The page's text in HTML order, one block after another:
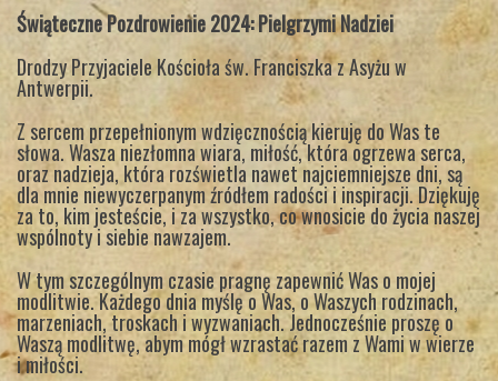
Świąteczne Pozdrowienie 2024: Pielgrzymi Nadziei
Drodzy Przyjaciele Kościoła św. Franciszka z Asyżu w
Antwerpii.
Z sercem przepełnionym wdzięcznością kieruję do Was te
słowa. Wasza niezłomna wiara, miłość, która ogrzewa serca,
oraz nadzieja, która rozświetla nawet najciemniejsze dni, są
dla mnie niewyczerpanym źródłem radości i inspiracji. Dziękuję
za to, kim jesteście, i za wszystko, co wnosicie do życia naszej
wspólnoty i siebie nawzajem.
W tym szczególnym czasie pragnę zapewnić Was o mojej
modlitwie. Każdego dnia myślę o Was, o Waszych rodzinach,
marzeniach, troskach i wyzwaniach. Jednocześnie proszę o
Waszą modlitwę, abym mógł wzrastać razem z Wami w wierze
i miłości.